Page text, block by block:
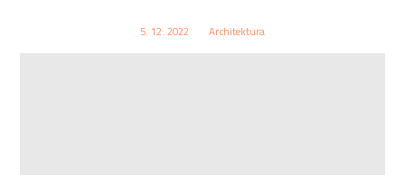
5. 12. 2022 Architektura